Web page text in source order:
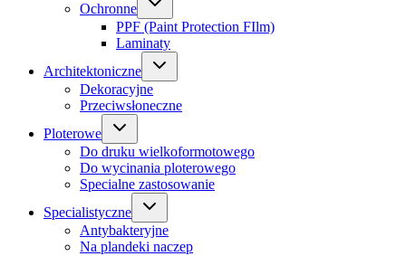
Ochronne
PPF (Paint Protection FIlm)
Laminaty
Architektoniczne
Dekoracyjne
Przeciwsłoneczne
Ploterowe
Do druku wielkoformotowego
Do wycinania ploterowego
Specialne zastosowanie
Specialistyczne
Antybakteryjne
Na plandeki naczep